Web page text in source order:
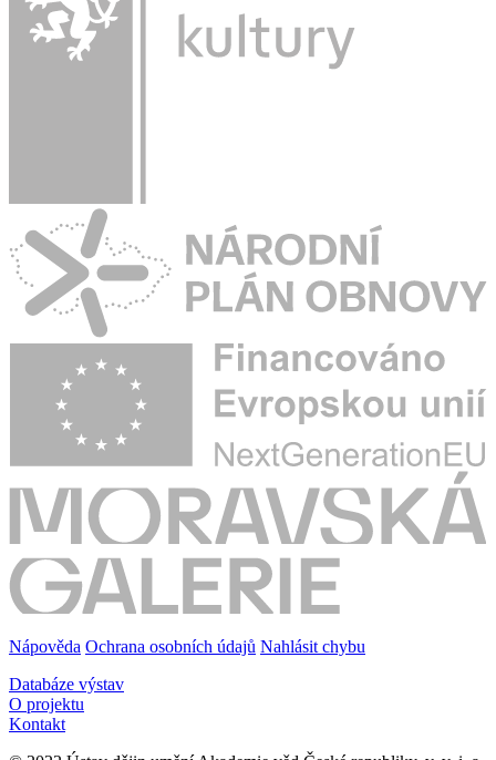
Nápověda Ochrana osobních údajů Nahlásit chybu
Databáze výstav
O projektu
Kontakt